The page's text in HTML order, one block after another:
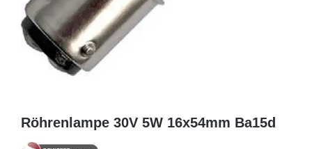
Röhrenlampe 30V 5W 16x54mm Ba15d